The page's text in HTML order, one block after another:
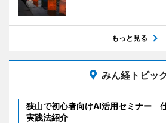
もっと見る
みん経トピッ
狭山で初心者向けAI活用セミナー
実践法紹介